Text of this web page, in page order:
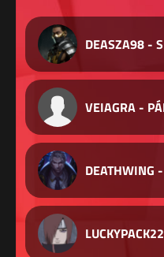
DEASZA98 -
VEIAGRA -
DEATHWING